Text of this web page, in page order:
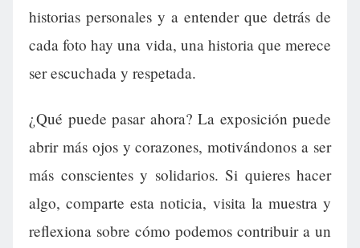
historias personales y a entender que detrás de
cada foto hay una vida, una historia que merece
ser escuchada y respetada.
¿Qué puede pasar ahora? La exposición puede
abrir más ojos y corazones, motivándonos a ser
más conscientes y solidarios. Si quieres hacer
algo, comparte esta noticia, visita la muestra y
reflexiona sobre cómo podemos contribuir a un